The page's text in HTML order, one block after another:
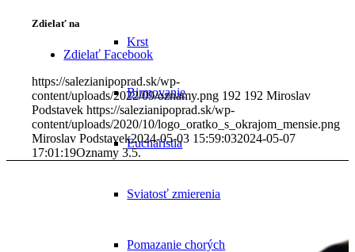
Krst
Birmovanie
Eucharistia
Sviatosť zmierenia
Pomazanie chorých
Zdielať na
Zdielať Facebook
https://salezianipoprad.sk/wp-
content/uploads/2022/09/oznamy.png 192 192 Miroslav
Podstavek https://salezianipoprad.sk/wp-
content/uploads/2020/10/logo_oratko_s_okrajom_mensie.png
Miroslav Podstavek2024-05-03 15:59:032024-05-07
17:01:19Oznamy 3.5.